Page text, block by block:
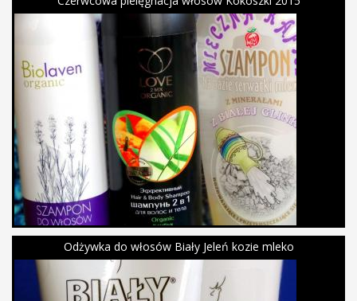
Odżywka do włosów Biały Jeleń kozie mleko